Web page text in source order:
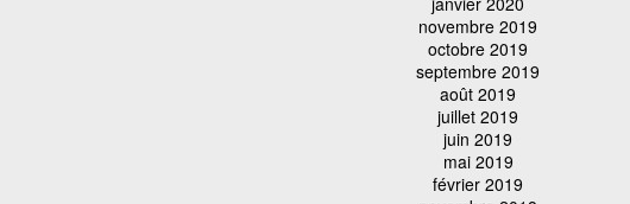
novembre 2019
octobre 2019
septembre 2019
août 2019
juillet 2019
juin 2019
mai 2019
février 2019